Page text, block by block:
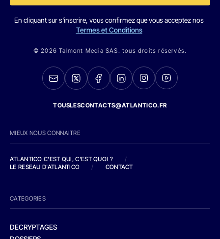
En cliquant sur s'inscrire, vous confirmez que vous acceptez nos
Termes et Conditions
© 2026 Talmont Media SAS. tous droits réservés.
TOUSLESCONTACTS@ATLANTICO.FR
MIEUX NOUS CONNAITRE
ATLANTICO C'EST QUI, C'EST QUOI ?
/
LE RESEAU D'ATLANTICO
/ CONTACT
CATEGORIES
DECRYPTAGES